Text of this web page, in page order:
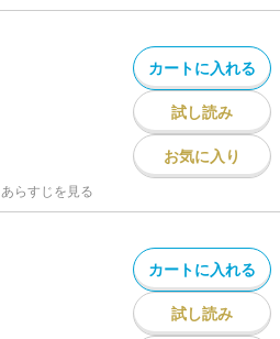
カートに入れる
試し読み
お気に入り
あらすじを見る
カートに入れる
試し読み